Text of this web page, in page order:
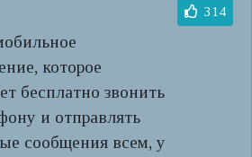
которое
бесплатно звонить
и отправлять
сообщения всем, у
314